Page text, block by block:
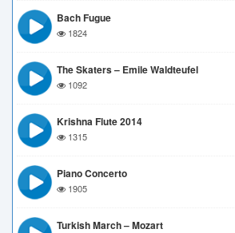
Bach Fugue
1824
The Skaters – Emile Waldteufel
1092
Krishna Flute 2014
1315
Piano Concerto
1905
Turkish March – Mozart